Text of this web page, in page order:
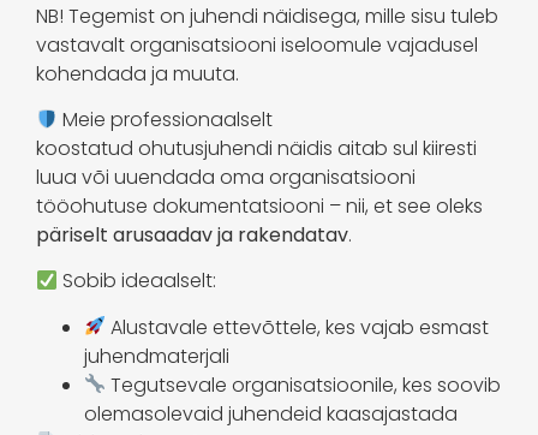
NB! Tegemist on juhendi näidisega, mille sisu tuleb
vastavalt organisatsiooni iseloomule vajadusel
kohendada ja muuta.
Meie professionaalselt
koostatud ohutusjuhendi näidis aitab sul kiiresti
luua või uuendada oma organisatsiooni
tööohutuse dokumentatsiooni – nii, et see oleks
päriselt arusaadav ja rakendatav.
Sobib ideaalselt:
Alustavale ettevõttele, kes vajab esmast
juhendmaterjali
Tegutsevale organisatsioonile, kes soovib
olemasolevaid juhendeid kaasajastada